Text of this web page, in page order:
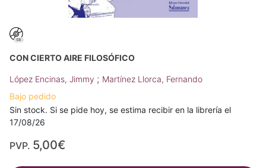
CON CIERTO AIRE FILOSÓFICO
López Encinas, Jimmy ; Martínez Llorca, Fernando
Bajo pedido
Sin stock. Si se pide hoy, se estima recibir en la librería el
17/08/26
PVP. 5,00€